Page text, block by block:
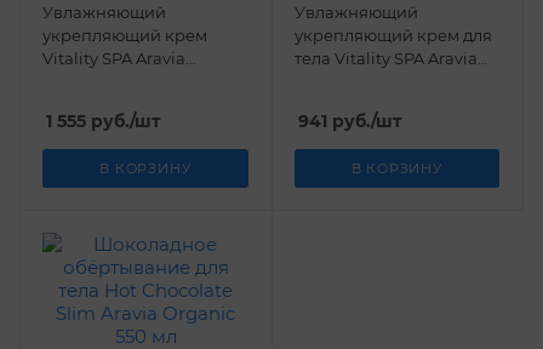
Увлажняющий
укрепляющий крем
Vitality SPA Aravia
1 555 руб./шт
В КОРЗИНУ
Увлажняющий
укрепляющий крем для
тела Vitality SPA Aravia
941 руб./шт
В КОРЗИНУ